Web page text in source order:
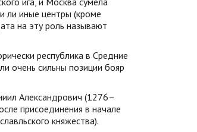
ли иные центры (кроме
на эту роль называют
республика в Средние
очень сильны позиции бояр
Александрович (1276–
присоединения в начале
княжества).